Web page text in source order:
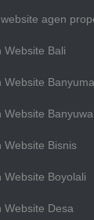
agen
Website Bali
Website
Website
Website Bisnis
Boyolali
Website Desa